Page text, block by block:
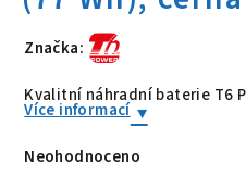
Značka:
Baterie T6
Kvalitní náhradní baterie T6
Více informací
Průměrné
Neohodnoceno